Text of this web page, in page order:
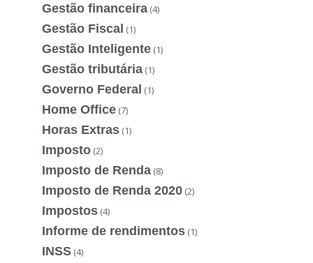
Gestão financeira (4)
Gestão Fiscal (1)
Gestão Inteligente (1)
Gestão tributária (1)
Governo Federal (1)
Home Office (7)
Horas Extras (1)
Imposto (2)
Imposto de Renda (8)
Imposto de Renda 2020 (2)
Impostos (4)
Informe de rendimentos (1)
INSS (4)